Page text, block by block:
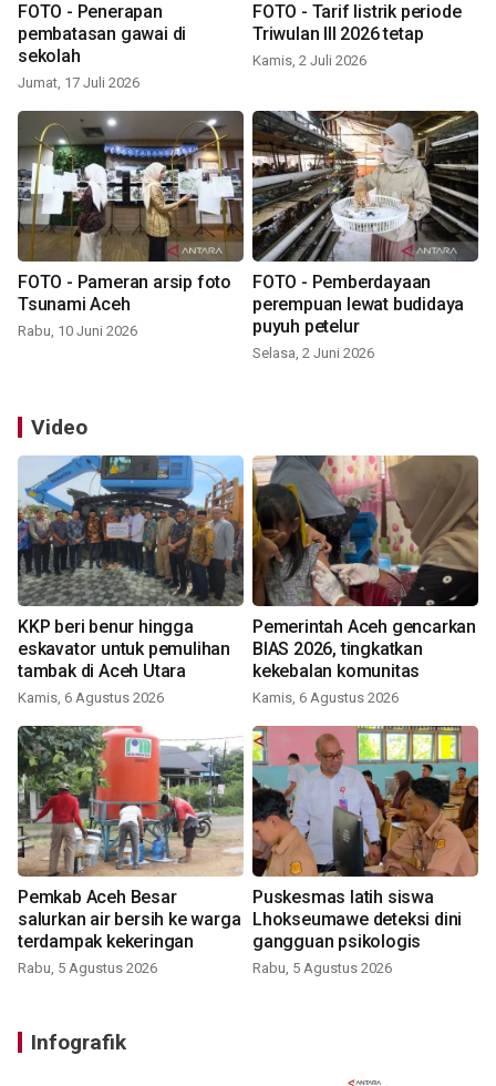
FOTO - Penerapan
pembatasan gawai di
sekolah
Jumat, 17 Juli 2026
FOTO - Tarif listrik periode
Triwulan III 2026 tetap
Kamis, 2 Juli 2026
FOTO - Pameran arsip foto
Tsunami Aceh
Rabu, 10 Juni 2026
FOTO - Pemberdayaan
perempuan lewat budidaya
puyuh petelur
Selasa, 2 Juni 2026
Video
KKP beri benur hingga
eskavator untuk pemulihan
tambak di Aceh Utara
Kamis, 6 Agustus 2026
Pemerintah Aceh gencarkan
BIAS 2026, tingkatkan
kekebalan komunitas
Kamis, 6 Agustus 2026
Pemkab Aceh Besar
salurkan air bersih ke warga
terdampak kekeringan
Rabu, 5 Agustus 2026
Puskesmas latih siswa
Lhokseumawe deteksi dini
gangguan psikologis
Rabu, 5 Agustus 2026
Infografik